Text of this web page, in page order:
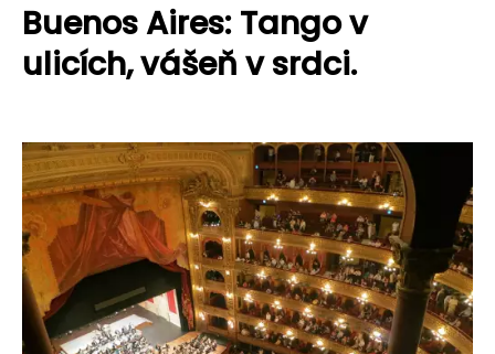
Buenos Aires: Tango v
ulicích, vášeň v srdci.